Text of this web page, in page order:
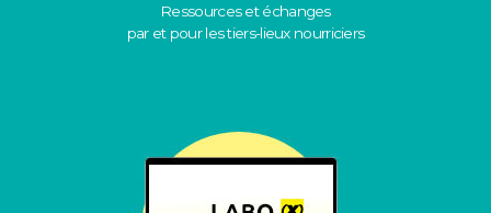
Ressources et échanges
par et pour les tiers-lieux nourriciers